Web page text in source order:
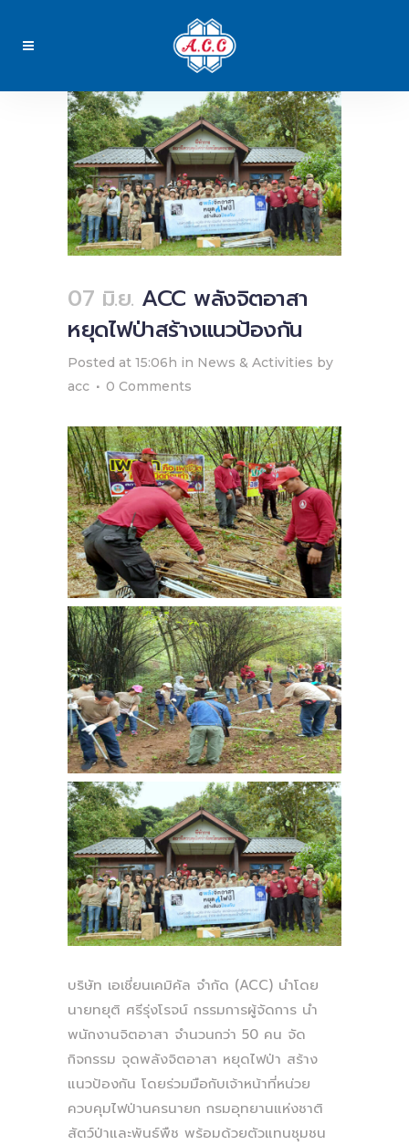
07 มิ.ย. ACC พลังจิตอาสา
หยุดไฟป่าสร้างแนวป้องกัน
Posted at 15:06h in News & Activities by
acc
0 Comments
บริษัท เอเชี่ยนเคมิคัล จำกัด (ACC) นำโดย
นายทยุติ ศรีรุ่งโรจน์ กรรมการผู้จัดการ นำ
พนักงานจิตอาสา จำนวนกว่า 50 คน จัด
กิจกรรม จุดพลังจิตอาสา หยุดไฟป่า สร้าง
แนวป้องกัน โดยร่วมมือกับเจ้าหน้าที่หน่วย
ควบคุมไฟป่านครนายก กรมอุทยานแห่งชาติ
สัตว์ป่าและพันธ์พืช พร้อมด้วยตัวแทนชุมชน